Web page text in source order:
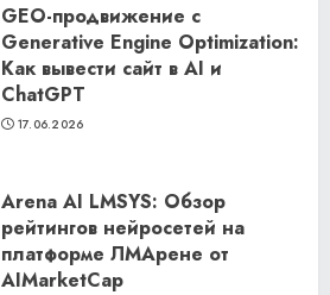
GEO-продвижение с
Generative Engine Optimization:
Как вывести сайт в AI и
ChatGPT
17.06.2026
Arena AI LMSYS: Обзор
рейтингов нейросетей на
платформе ЛМАрене от
AIMarketCap